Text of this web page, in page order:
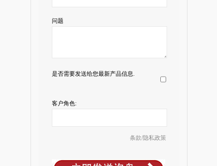
问题
是否需要发送给您最新产品信息.
客户角色:
条款/隐私政策